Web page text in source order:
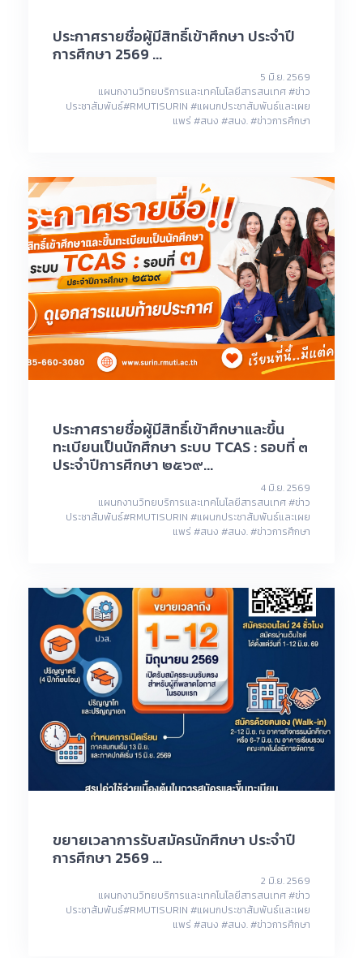
ประกาศรายชื่อผู้มีสิทธิ์เข้าศึกษา ประจำปี
การศึกษา 2569 ...
5 มิ.ย. 2569
แผนกงานวิทยบริการและเทคโนโลยีสารสนเทศ #ข่าว
ประชาสัมพันธ์#RMUTISURIN #แผนกประชาสัมพันธ์และเผย
แพร่ #สนง #สนง. #ข่าวการศึกษา
ประกาศรายชื่อผู้มีสิทธิ์เข้าศึกษาและขึ้น
ทะเบียนเป็นนักศึกษา ระบบ TCAS : รอบที่ ๓
ประจำปีการศึกษา ๒๕๖๙...
4 มิ.ย. 2569
แผนกงานวิทยบริการและเทคโนโลยีสารสนเทศ #ข่าว
ประชาสัมพันธ์#RMUTISURIN #แผนกประชาสัมพันธ์และเผย
แพร่ #สนง #สนง. #ข่าวการศึกษา
ขยายเวลาการรับสมัครนักศึกษา ประจำปี
การศึกษา 2569 ...
2 มิ.ย. 2569
แผนกงานวิทยบริการและเทคโนโลยีสารสนเทศ #ข่าว
ประชาสัมพันธ์#RMUTISURIN #แผนกประชาสัมพันธ์และเผย
แพร่ #สนง #สนง. #ข่าวการศึกษา